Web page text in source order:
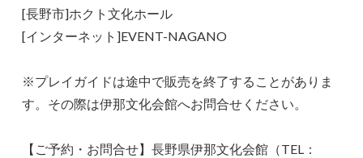
[長野市]ホクト文化ホール
[インターネット]EVENT-NAGANO
※プレイガイドは途中で販売を終了することがありま
す。その際は伊那文化会館へお問合せください。
【ご予約・お問合せ】長野県伊那文化会館（TEL：